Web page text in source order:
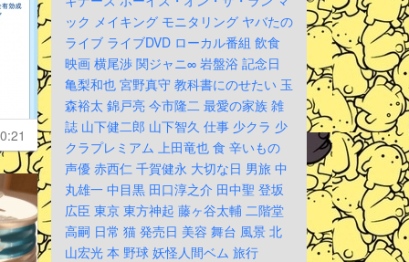
ック メイキング モニタリング ヤバたの
ライブ ライブDVD ローカル番組 飲食
映画 横尾渉 関ジャニ∞ 岩盤浴 記念日
亀梨和也 宮野真守 教科書にのせたい 玉
森裕太 錦戸亮 今市隆二 最愛の家族 雑
誌 山下健二郎 山下智久 仕事 少クラ 少
クラプレミアム 上田竜也 食 辛いもの
声優 赤西仁 千賀健永 大切な日 男旅 中
丸雄一 中目黒 田口淳之介 田中聖 登坂
広臣 東京 東方神起 藤ヶ谷太輔 二階堂
高嗣 日常 猫 発売日 美容 舞台 風景 北
山宏光 本 野球 妖怪人間ベム 旅行